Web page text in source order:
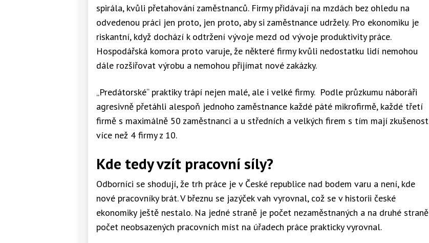
spirála, kvůli přetahování zaměstnanců. Firmy přidávají na mzdách bez ohledu na
odvedenou práci jen proto, jen proto, aby si zaměstnance udržely. Pro ekonomiku je
riskantní, když dochází k odtržení vývoje mezd od vývoje produktivity práce.
Hospodářská komora proto varuje, že některé firmy kvůli nedostatku lidí nemohou
dále rozšiřovat výrobu a nemohou přijímat nové zakázky.
„Predátorské“ praktiky trápí nejen malé, ale i velké firmy. Podle průzkumu náboráři
agresivně přetáhli alespoň jednoho zaměstnance každé páté mikrofirmě, každé třetí
firmě s maximálně 50 zaměstnanci a u středních a velkých firem s tím mají zkušenost
více než 4 firmy z 10.
Kde tedy vzít pracovní síly?
Odborníci se shodují, že trh práce je v České republice nad bodem varu a není, kde
nové pracovníky brát. V březnu se jazýček vah vyrovnal, což se v historii české
ekonomiky ještě nestalo. Na jedné straně je počet nezaměstnaných a na druhé straně
počet neobsazených pracovních míst na úřadech práce prakticky vyrovnal.